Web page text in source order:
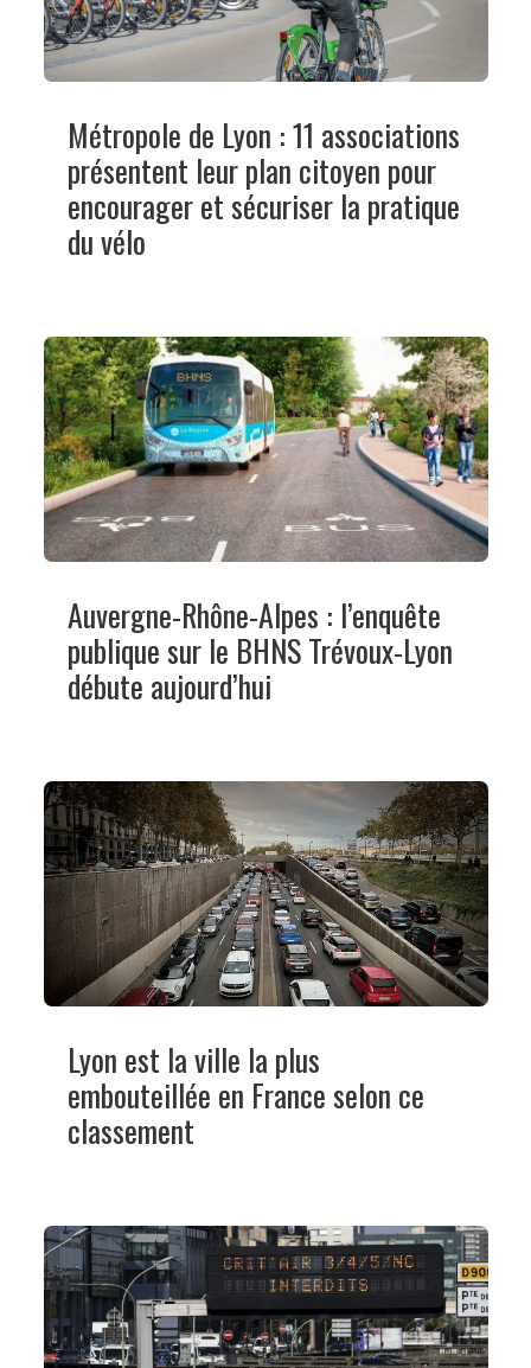
Métropole de Lyon : 11 associations
présentent leur plan citoyen pour
encourager et sécuriser la pratique
du vélo
Auvergne-Rhône-Alpes : l’enquête
publique sur le BHNS Trévoux-Lyon
débute aujourd’hui
Lyon est la ville la plus
embouteillée en France selon ce
classement